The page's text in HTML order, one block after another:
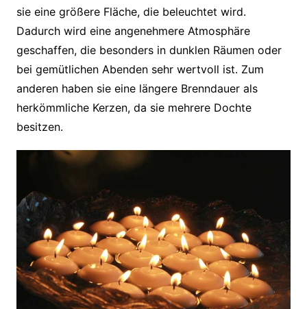
sie eine größere Fläche, die beleuchtet wird.
Dadurch wird eine angenehmere Atmosphäre
geschaffen, die besonders in dunklen Räumen oder
bei gemütlichen Abenden sehr wertvoll ist. Zum
anderen haben sie eine längere Brenndauer als
herkömmliche Kerzen, da sie mehrere Dochte
besitzen.